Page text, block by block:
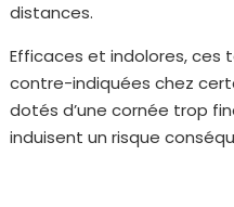
distances.
Efficaces et indolores, ces
contre-indiquées chez
dotés d’une cornée trop
induisent un risque